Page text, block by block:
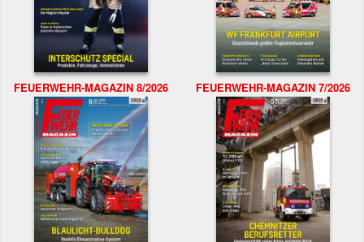
FEUERWEHR-MAGAZIN 8/2026 FEUERWEHR-MAGAZIN 7/2026